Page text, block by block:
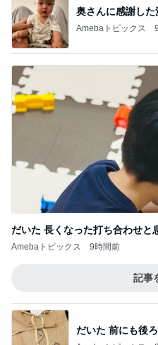
奥さんに感謝し
Amebaトピックス
だいた 長くなった打ち合わせと
Amebaトピックス 9時間前
記事
だいた 前にも後